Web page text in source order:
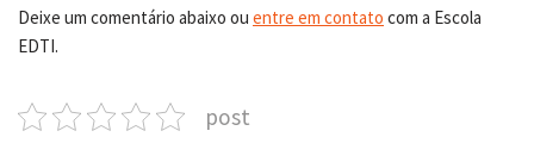
Deixe um comentário abaixo ou entre em contato com a Escola
EDTI.
post